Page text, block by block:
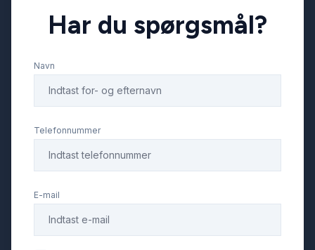
Har du spørgsmål?
Navn
Telefonnummer
E-mail